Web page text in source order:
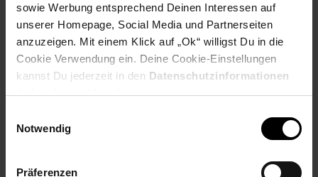
sowie Werbung entsprechend Deinen Interessen auf
unserer Homepage, Social Media und Partnerseiten
anzuzeigen. Mit einem Klick auf „Ok“ willigst Du in die
Cookie Verwendung ein. Deine Cookie-Einstellungen
kannst Du jederzeit in den Datenschutzinformationen
ändern bzw. widerrufen.
Notwendig
Präferenzen
Produktbeschreibung
Das Easygliss Plus Bügeleisen mit Tefal Durilium Airglide-
Bügelsohle überzeugt mit einzigartigen Gleiteigenschaften und
erleichtern und effizienter gestalten. 2400 W Leistung und eine
kontinuierliche Dampfabgabe von 45 g/Min. sorgen für ein
dem kraftvollen 190 g/Min. Dampfstoß selbst hartnäckige